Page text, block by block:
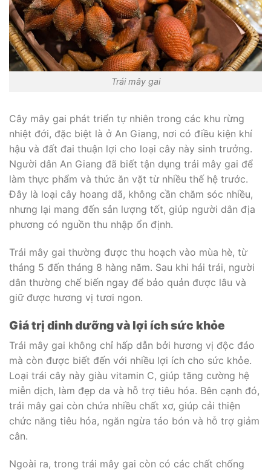
Trái mây gai
Cây mây gai phát triển tự nhiên trong các khu rừng
nhiệt đới, đặc biệt là ở An Giang, nơi có điều kiện khí
hậu và đất đai thuận lợi cho loại cây này sinh trưởng.
Người dân An Giang đã biết tận dụng trái mây gai để
làm thực phẩm và thức ăn vặt từ nhiều thế hệ trước.
Đây là loại cây hoang dã, không cần chăm sóc nhiều,
nhưng lại mang đến sản lượng tốt, giúp người dân địa
phương có nguồn thu nhập ổn định.
Trái mây gai thường được thu hoạch vào mùa hè, từ
tháng 5 đến tháng 8 hàng năm. Sau khi hái trái, người
dân thường chế biến ngay để bảo quản được lâu và
giữ được hương vị tươi ngon.
Giá trị dinh dưỡng và lợi ích sức khỏe
Trái mây gai không chỉ hấp dẫn bởi hương vị độc đáo
mà còn được biết đến với nhiều lợi ích cho sức khỏe.
Loại trái cây này giàu vitamin C, giúp tăng cường hệ
miễn dịch, làm đẹp da và hỗ trợ tiêu hóa. Bên cạnh đó,
trái mây gai còn chứa nhiều chất xơ, giúp cải thiện
chức năng tiêu hóa, ngăn ngừa táo bón và hỗ trợ giảm
cân.
Ngoài ra, trong trái mây gai còn có các chất chống